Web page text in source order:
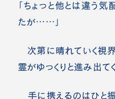
「ちょっと他とは違う
たが……」
次第に晴れていく視
霊がゆっくりと進み出てく
手に携えるのはひと